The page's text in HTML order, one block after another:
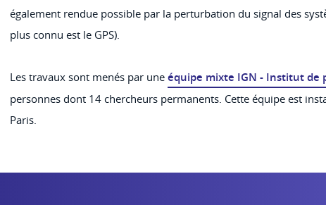
également rendue possible par la perturbation du signal des
plus connu est le GPS).
Les travaux sont menés par une équipe mixte IGN - Institut de
personnes dont 14 chercheurs permanents. Cette équipe est
Paris.